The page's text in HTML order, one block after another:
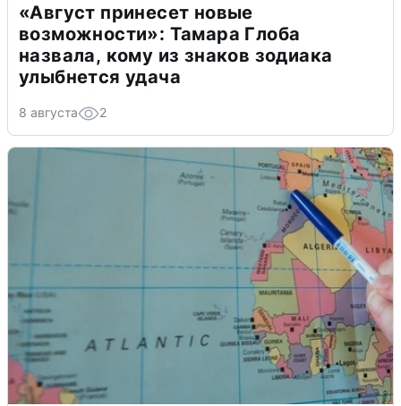
«Август принесет новые
возможности»: Тамара Глоба
назвала, кому из знаков зодиака
улыбнется удача
8 августа 2